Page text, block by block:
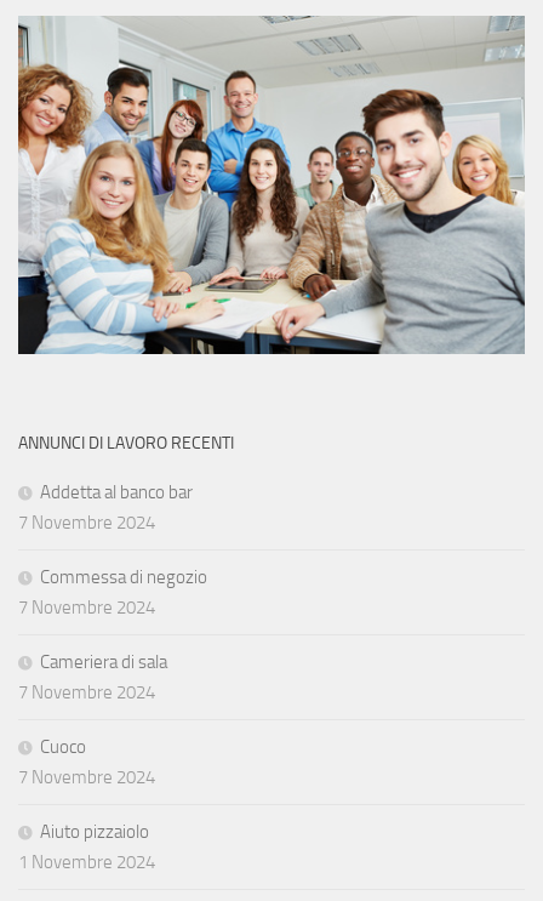
ANNUNCI DI LAVORO RECENTI
Addetta al banco bar
7 Novembre 2024
Commessa di negozio
7 Novembre 2024
Cameriera di sala
7 Novembre 2024
Cuoco
7 Novembre 2024
Aiuto pizzaiolo
1 Novembre 2024